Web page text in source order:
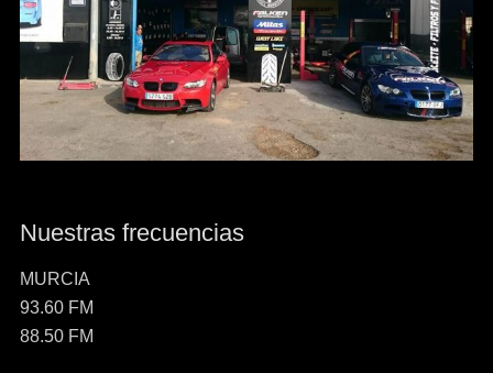
Nuestras frecuencias
MURCIA
93.60 FM
88.50 FM